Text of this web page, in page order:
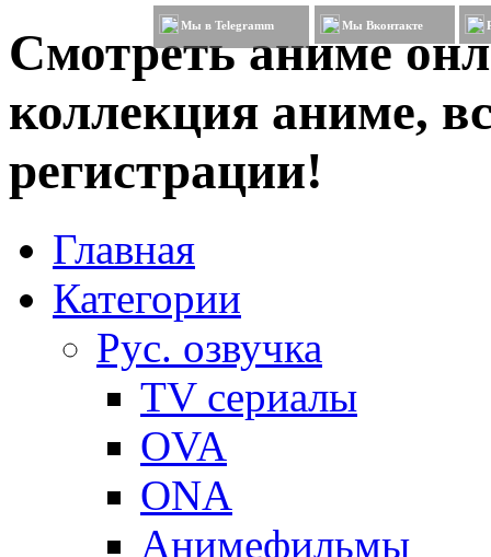
Смотреть аниме
коллекция аниме,
регистрации!
Мы в Telegramm Мы Вконтакте
Главная
Категории
Рус. озвучка
TV сериалы
OVA
ONA
Анимефильмы